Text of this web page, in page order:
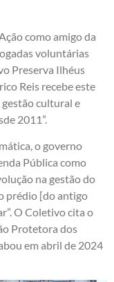
como amigo da
voluntárias
Preserva Ilhéus
Reis recebe este
gestão cultural e
2011”.
o governo
Pública como
na gestão do
prédio [do antigo
O Coletivo cita o
Protetora dos
em abril de 2024